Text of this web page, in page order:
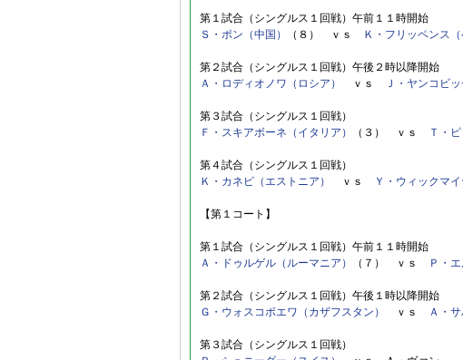
第１試合（シングルス１回戦）午前１１時開始
Ｓ・ポン（中国）
（８） ｖｓ Ｋ・フリッペンス（
第２試合（シングルス１回戦）午後２時以降開始
Ａ・ロディオノワ（ロシア）
ｖｓ Ｊ・ヤンコビ
第３試合（シングルス１回戦）
Ｆ・スキアボーネ（イタリア）
（３） ｖｓ Ｔ・
第４試合（シングルス１回戦）
Ｋ・カネピ（エストニア）
ｖｓ Ｙ・ウィックマ
【第１コート】
第１試合（シングルス１回戦）午前１１時開始
Ａ・ドゥルゲル（ルーマニア）
（７） ｖｓ Ｐ・
第２試合（シングルス１回戦）午後１時以降開始
Ｇ・ウォスコボエワ（カザフスタン）
ｖｓ Ａ・
第３試合（シングルス１回戦）